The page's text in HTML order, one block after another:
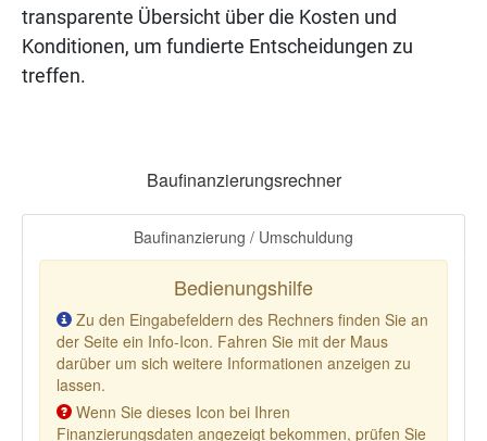
transparente Übersicht über die Kosten und
Konditionen, um fundierte Entscheidungen zu
treffen.